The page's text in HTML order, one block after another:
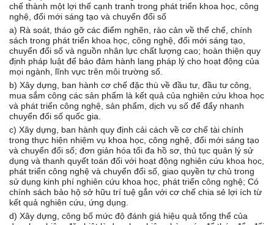
chế thành một lợi thế cạnh tranh trong phát triển khoa học, công
nghệ, đổi mới sáng tạo và chuyển đổi số
a) Rà soát, tháo gỡ các điểm nghẽn, rào cản về thể chế, chính
sách trong phát triển khoa học, công nghệ, đổi mới sáng tạo,
chuyển đổi số và nguồn nhân lực chất lượng cao; hoàn thiện quy
định pháp luật để bảo đảm hành lang pháp lý cho hoạt động của
mọi ngành, lĩnh vực trên môi trường số.
b) Xây dựng, ban hành cơ chế đặc thù về đầu tư, đầu tư công,
mua sắm công các sản phẩm là kết quả của nghiên cứu khoa học
và phát triển công nghệ, sản phẩm, dịch vụ số để đẩy nhanh
chuyển đổi số quốc gia.
c) Xây dựng, ban hành quy định cải cách về cơ chế tài chính
trong thực hiện nhiệm vụ khoa học, công nghệ, đổi mới sáng tạo
và chuyển đổi số; đơn giản hóa tối đa hồ sơ, thủ tục quản lý sử
dụng và thanh quyết toán đối với hoạt động nghiên cứu khoa học,
phát triển công nghệ và chuyển đổi số, giao quyền tự chủ trong
sử dụng kinh phí nghiên cứu khoa học, phát triển công nghệ; Có
chính sách bảo hộ sở hữu trí tuệ gắn với cơ chế chia sẻ lợi ích từ
kết quả nghiên cứu, ứng dụng.
d) Xây dựng, công bố mức độ đánh giá hiệu quả tổng thể của